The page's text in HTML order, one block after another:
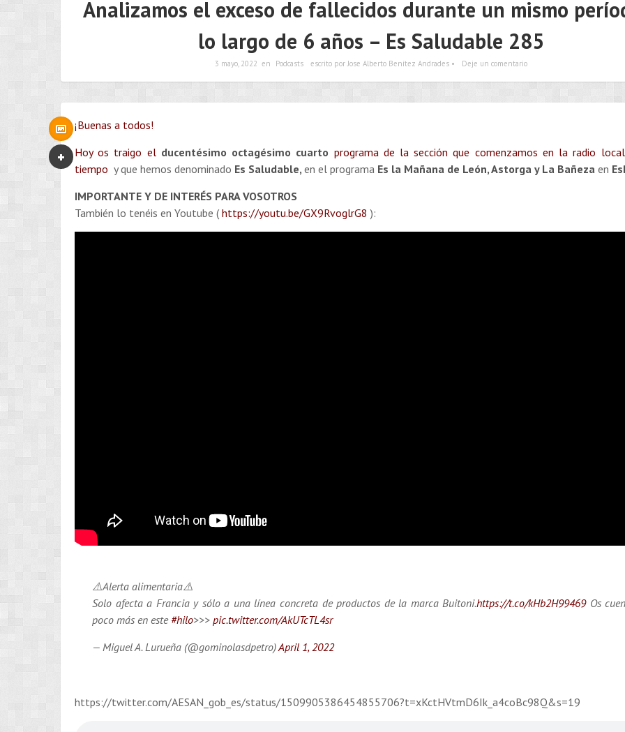
Analizamos el exceso de fallecidos durante un mismo
lo largo de 6 años – Es Saludable 285
3 mayo, 2022 en Podcasts escrito por Jose Alberto Benítez Andrades • Deje un comentario
¡Buenas a todos!
Hoy os traigo el ducentésimo octagésimo cuarto programa de la sección que comenzamos en la radio
tiempo y que hemos denominado Es Saludable, en el programa Es la Mañana de León, Astorga y La Bañeza en
IMPORTANTE Y DE INTERÉS PARA VOSOTROS
También lo tenéis en Youtube ( https://youtu.be/GX9RvoglrG8 ):
⚠️Alerta alimentaria⚠️
Solo afecta a Francia y sólo a una línea concreta de productos de la marca Buitoni.https://t.co/kHb2H99469Os
poco más en este #hilo>>> pic.twitter.com/AkUTcTL4sr
— Miguel A. Lurueña (@gominolasdpetro)April 1, 2022
https://twitter.com/AESAN_gob_es/status/1509905386454855706?t=xKctHVtmD6Ik_a4coBc98Q&s=19